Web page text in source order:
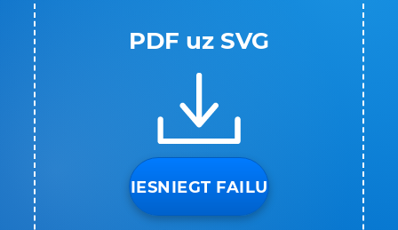
PDF uz SVG
IESNIEGT FAILU